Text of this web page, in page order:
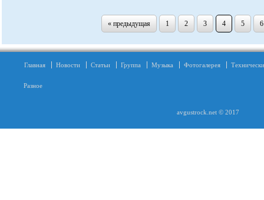
« предыдущая 1 2 3 4 5 6
Главная Новости Статьи Группа Музыка Фотогалерея
Разное
avgustrock.net © 2017